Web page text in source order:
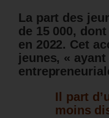
La part des
de 15 000,
en 2022. Cet
jeunes, «
Il part
moins